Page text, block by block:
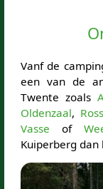
Vanf de
een van de
Twente zoals
Oldenzaal,
Vasse of
Kuiperberg